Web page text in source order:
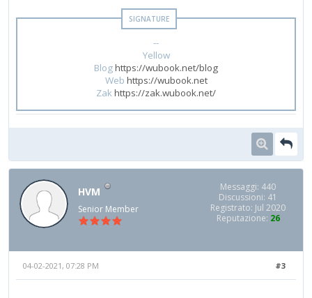
--
Yellow
Bloghttps://wubook.net/blog
Web https://wubook.net
Zakhttps://zak.wubook.net/
HVM
Senior Member
Messaggi: 440
Discussioni: 41
Registrato: Jul 2020
Reputazione: 26
#3
04-02-2021, 07:28 PM